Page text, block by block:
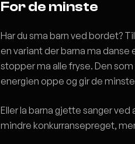
For de minste
Har du sma barn ved bordet?
en variant der barna ma danse
stopper ma alle fryse. Den
energien oppe og gir de
Eller la barna gjette sanger
mindre konkurransepreget,